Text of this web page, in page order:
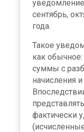
сентябрь,
года.
Такое
как
суммы с
начисления
фактически